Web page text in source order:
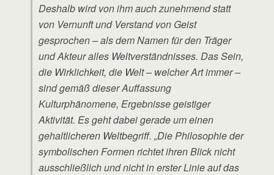
Deshalb wird von ihm auch zunehmend statt
von Vernunft und Verstand von Geist
gesprochen – als dem Namen für den Träger
und Akteur alles Weltverständnisses. Das Sein,
die Wirklichkeit, die Welt – welcher Art immer –
sind gemäß dieser Auffassung
Kulturphänomene, Ergebnisse geistiger
Aktivität. Es geht dabei gerade um einen
gehaltlicheren Weltbegriff. „Die Philosophie der
symbolischen Formen richtet ihren Blick nicht
ausschließlich und nicht in erster Linie auf das